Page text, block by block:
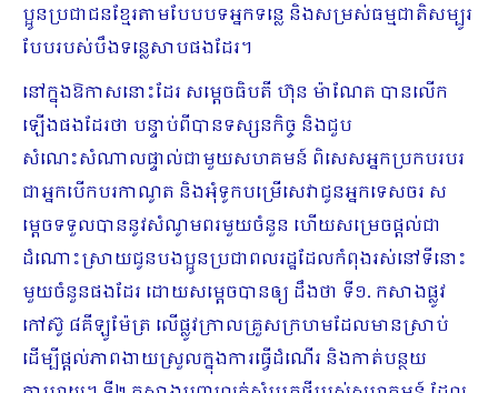
ប្អូនប្រជាជនខ្មែរតាមបែបបទអ្នកទន្លេ និងសម្រស់ធម្មជាតិ​សម្បូរ​
បែប​របស់​បឹង​ទន្លេសាបផងដែរ។
នៅក្នុងឱកាសនោះដែរ សម្តេចធិបតី ហ៊ុន ម៉ាណែត បានលើក
ឡើងផងដែរថា បន្ទាប់​ពី​បាន​ទស្សនកិច្ច និងជួប
សំណេះសំណាលផ្ទាល់ជាមួយសហគមន៍ ពិសេសអ្នក​ប្រកបរបរ​
ជា​អ្នក​បើក​បរ​កាណូត និងអុំទូកបម្រើសេវាជូនអ្នកទេសចរ ស
ម្តេចទទួលបាននូវសំណូមពរមួយចំនួន ហើយ​សម្រេច​ផ្តល់​ជា
ដំណោះស្រាយជូនបងប្អូនប្រជាពលរដ្ឋដែលកំពុងរស់នៅទីនោះ
មួយចំនួនផងដែរ ដោយសម្តេចបានឲ្យ ដឹងថា ទី១. កសាងផ្លូវ
កៅស៊ូ ៨គីឡូម៉ែត្រ លើផ្លូវក្រាល​គ្រួស​ក្រហម​ដែល​មាន​ស្រាប់​
ដើម្បី​ផ្តល់ភាពងាយស្រួលក្នុងការធ្វើដំណើរ និងកាត់បន្ថយ